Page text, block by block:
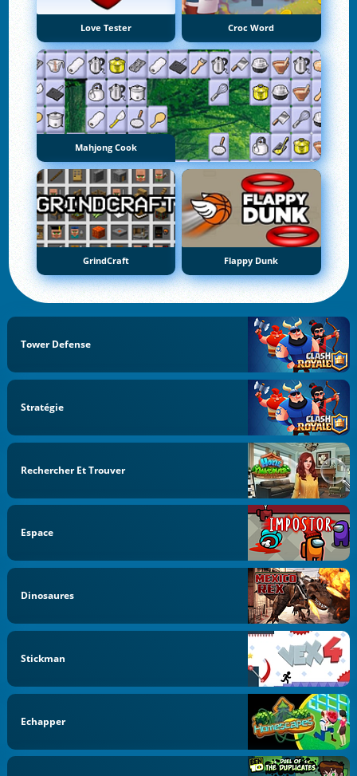
Love Tester Croc Word
Mahjong Cook
GrindCraft Flappy Dunk
Tower Defense
Stratégie
Rechercher Et Trouver
Espace
Dinosaures
Stickman
Echapper